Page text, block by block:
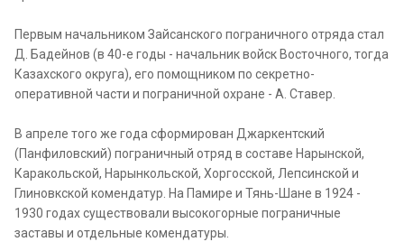
Первым начальником Зайсанского пограничного отряда стал
Д. Бадейнов (в 40-е годы - начальник войск Восточного, тогда
Казахского округа), его помощником по секретно-
оперативной части и пограничной охране - А. Ставер.
В апреле того же года сформирован Джаркентский
(Панфиловский) пограничный отряд в составе Нарынской,
Каракольской, Нарынкольской, Хоргосской, Лепсинской и
Глиновкской комендатур. На Памире и Тянь-Шане в 1924 -
1930 годах существовали высокогорные пограничные
заставы и отдельные комендатуры.